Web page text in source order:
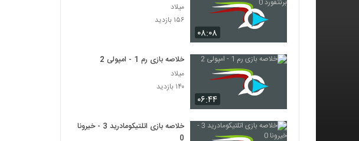
۰۸:۰۸
میلاد
۱۵۶ بازدید
۰۶:۴۴
خلاصه بازی رم 1 - امپولی 2
میلاد
۱۴۰ بازدید
خلاصه بازی اتلتیکومادرید 3 - خیرونا
0